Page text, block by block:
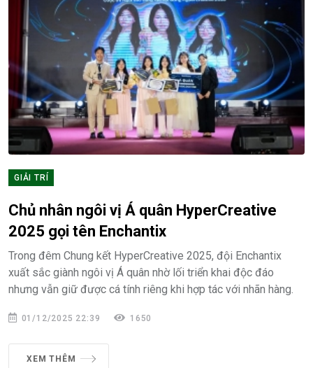
GIẢI TRÍ
Chủ nhân ngôi vị Á quân HyperCreative
2025 gọi tên Enchantix
Trong đêm Chung kết HyperCreative 2025, đội Enchantix
xuất sắc giành ngôi vị Á quân nhờ lối triển khai độc đáo
nhưng vẫn giữ được cá tính riêng khi hợp tác với nhãn hàng.
01/12/2025 22:39 1650
XEM THÊM